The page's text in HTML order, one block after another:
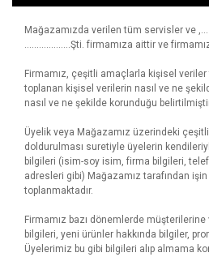
Mağazamızda verilen tüm servisler ve
……………….Şti. firmamıza aittir ve
Firmamız, çeşitli amaçlarla kişisel veriler
toplanan kişisel verilerin nasıl ve ne
nasıl ve ne şekilde korunduğu
Üyelik veya Mağazamız üzerindeki
doldurulması suretiyle üyelerin
bilgileri (isim-soy isim, firma bilgileri,
adresleri gibi) Mağazamız tarafından
toplanmaktadır.
Firmamız bazı dönemlerde
bilgileri, yeni ürünler hakkında bilgiler,
Üyelerimiz bu gibi bilgileri alıp almama